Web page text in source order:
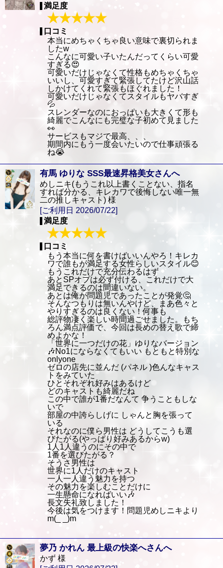
満足度
口コミ
本当にめちゃくちゃ良い意味で裏切られま
したw
こんなに可愛い子いたんだってくらい可愛
すぎる😍
可愛いだけじゃなくて性格もめちゃくちゃ
いいし、可愛すぎて緊張してたけど沢山話
しかけてくれて緊張もほぐれました！
可愛いだけじゃなくてスタイルもヤバすぎ
💦
スレンダーなのにおっぱいも大きくて形も
綺麗でこんなにも完璧な子初めて見ました
👀
サービスもマジで最高、、、
期間内にもう一度会いたいので仕事頑張る
ね😭
有馬 ゆりな SSS最速昇格美女さんへ
めしニキ(もうこれ以上書くことない、指名
すれば分かる、キレカワで後悔しない唯一無
二の推しキャスト) 様
[ご利用日 2026/07/22]
満足度
口コミ
もう本当に何を書けばいいんやろ！キレカ
ワで誰もが満足する女性らしいスタイル😊
もうこれだけで充分伝わるはず
あとSPオプは必ず付ける、これだけで大
満足できるのは間違いない。
あとは俺が問題児であったことが発覚‪🤔‬
そんなつもりは無いんやけど、まあ色々と
やりすぎるのは良くない！何事も
総評物凄く楽しい時間過ごせました。もち
ろん満点評価で、今回は長めの替え歌で締
めよかな！
「世界に一つだけの花」ゆりなバージョン
🎶No1にならなくてもいい もともと特別な
onlyone
ゼロの店先に並んだ (パネル )色んなキャス
トをみていた
ひとそれぞれ好みはあるけど
どのキャストも綺麗だね
この中で誰が1番だなんて 争うこともしな
いで
部屋の中誇らしげに しゃんと胸を張って
いる
それなのに僕ら男性は どうしてこうも選
びたがる(やっぱり好みあるからw)
1人1人違うのにその中で
1番を選びたがる？
そうさ男性は
世界に1人だけのキャスト
一人一人違う魅力を持つ
その魅力を楽しむことだけに
一生懸命になればいい🎶
長文失礼致しました！
今後は気をつけます！問題児めしニキより
m(_ _)m
夢乃 かれん 最上級の快楽へさんへ
かず 様